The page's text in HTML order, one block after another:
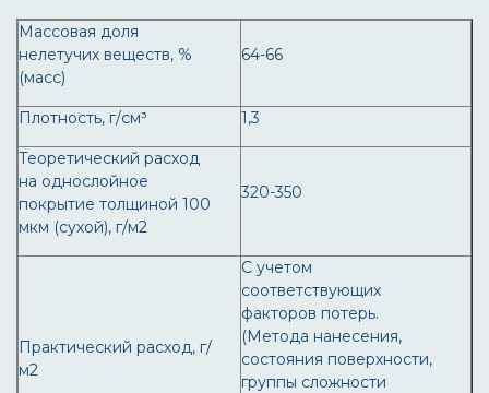
Массовая доля
нелетучих веществ, %
(масс)
64-66
Плотность, г/см³ 1,3
Теоретический расход
на однослойное
покрытие толщиной 100
мкм (сухой), г/м2
320-350
Практический расход, г/
м2
С учетом
соответствующих
факторов потерь.
(Метода нанесения,
состояния поверхности,
группы сложности